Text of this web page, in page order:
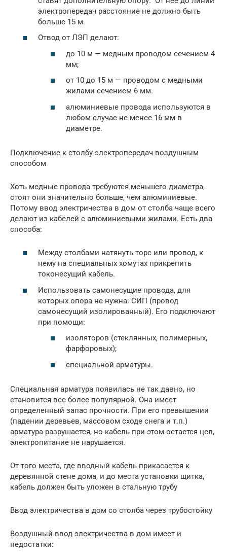
электропередач расстояние не должно быть
больше 15 м.
Отвод от ЛЭП делают:
до 10 м — медным проводом сечением 4
мм;
от 10 до 15 м — проводом с медными
жилами сечением 6 мм.
алюминиевые провода используются в
любом случае не менее 16 мм в
диаметре.
Подключение к столбу электропередач воздушным
способом
Хоть медные провода требуются меньшего диаметра,
стоят они значительно больше, чем алюминиевые.
Потому ввод электричества в дом от столба чаще всего
делают из кабелей с алюминиевыми жилами. Есть два
способа:
Между столбами натянуть торс или провод, к
нему на специальных хомутах прикрепить
токонесущий кабель.
Использовать самонесущие провода, для
которых опора не нужна: СИП (провод
самонесущий изолированный). Его подключают
при помощи:
изоляторов (стеклянных, полимерных,
фарфоровых);
специальной арматуры.
Специальная арматура появилась не так давно, но
становится все более популярной. Она имеет
определенный запас прочности. При его превышении
(падении деревьев, массовом сходе снега и т.п.)
арматура разрушается, но кабель при этом остается цел,
электропитание не нарушается.
От того места, где вводный кабель прикасается к
деревянной стене дома, и до места установки щитка,
кабель должен быть уложен в стальную трубу
Ввод электричества в дом со столба через трубостойку
Воздушный ввод электричества в дом имеет и
недостатки: